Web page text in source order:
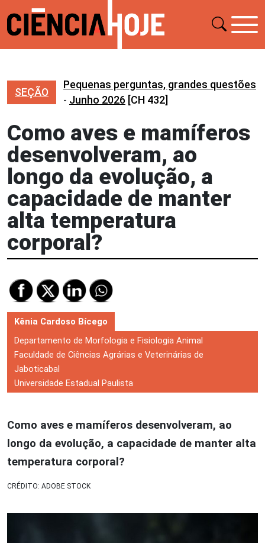
SEÇÃO
Pequenas perguntas, grandes questões
- Junho 2026 [CH 432]
Como aves e mamíferos
desenvolveram, ao
longo da evolução, a
capacidade de manter
alta temperatura
corporal?
Kênia Cardoso Bícego
Departamento de Morfologia e Fisiologia Animal
Faculdade de Ciências Agrárias e Veterinárias de
Jaboticabal
Universidade Estadual Paulista
Como aves e mamíferos desenvolveram, ao
longo da evolução, a capacidade de manter alta
temperatura corporal?
CRÉDITO: ADOBE STOCK